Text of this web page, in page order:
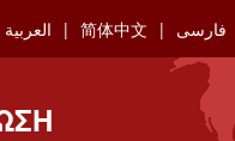
العربية 简体中文 فارسی